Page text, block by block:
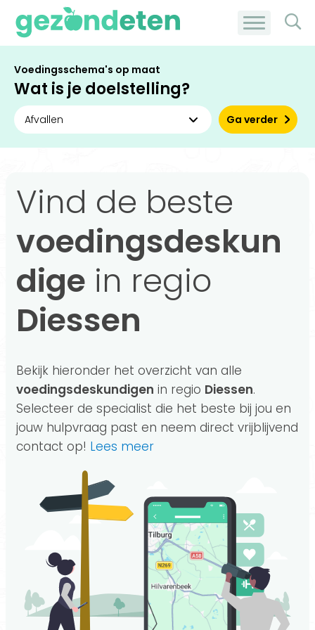
Voedingsschema's op maat
Wat is je doelstelling?
Ga verder
Vind de beste
voedingsdeskun
dige in regio
Diessen
Bekijk hieronder het overzicht van alle
voedingsdeskundigen in regio Diessen.
Selecteer de specialist die het beste bij jou en
jouw hulpvraag past en neem direct vrijblijvend
contact op! Lees meer